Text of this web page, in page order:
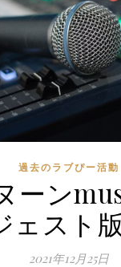
過去のラブぴー活動
ーン
ェスト版
2021年12月25日